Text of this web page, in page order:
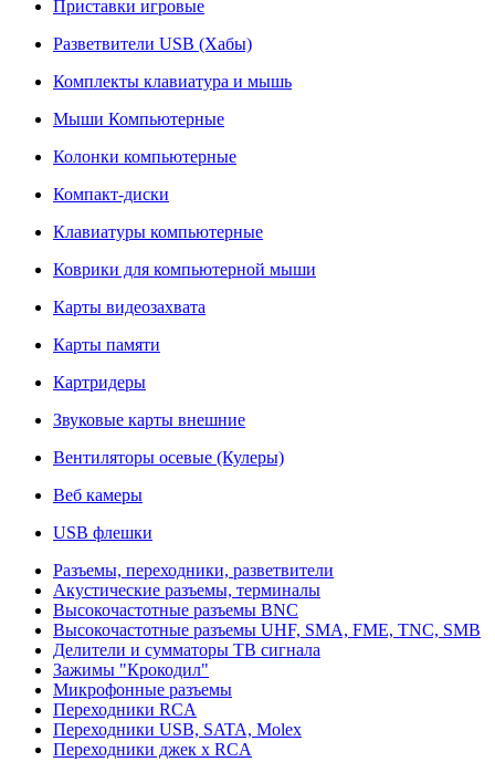
Приставки игровые
Разветвители USB (Хабы)
Комплекты клавиатура и мышь
Мыши Компьютерные
Колонки компьютерные
Компакт-диски
Клавиатуры компьютерные
Коврики для компьютерной мыши
Карты видеозахвата
Карты памяти
Картридеры
Звуковые карты внешние
Вентиляторы осевые (Кулеры)
Веб камеры
USB флешки
Разъемы, переходники, разветвители
Акустические разъемы, терминалы
Высокочастотные разъемы BNC
Высокочастотные разъемы UHF, SMA, FME, TNC, SMB
Делители и сумматоры ТВ сигнала
Зажимы "Крокодил"
Микрофонные разъемы
Переходники RCA
Переходники USB, SATA, Molex
Переходники джек х RCA